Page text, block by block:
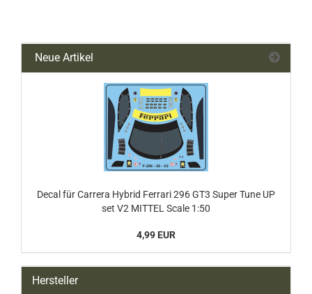
Neue Artikel
Decal für Carrera Hybrid Ferrari 296 GT3 Super Tune UP
set V2 MITTEL Scale 1:50
4,99 EUR
Hersteller